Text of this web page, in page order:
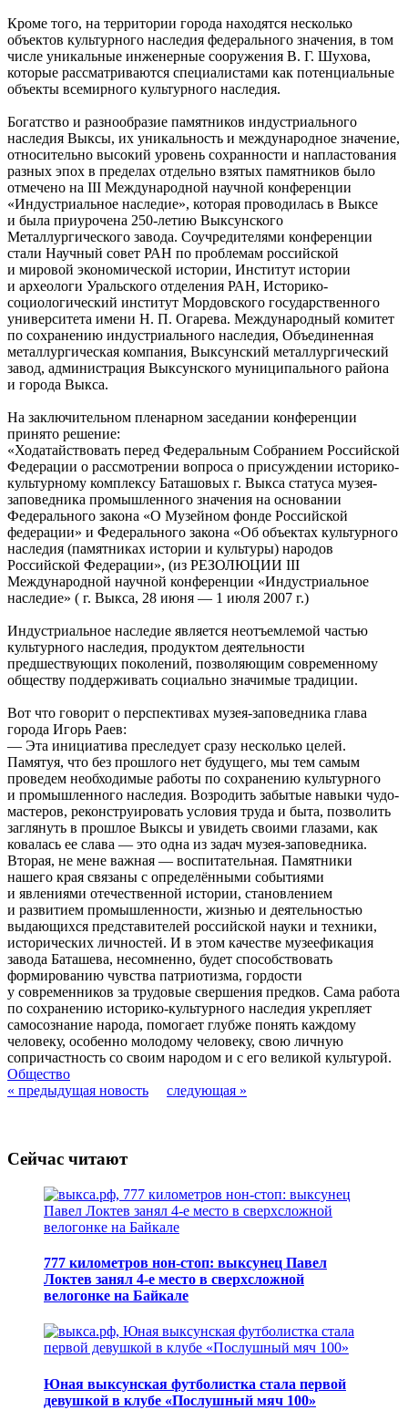
Кроме того, на территории города находятся несколько
объектов культурного наследия федерального значения, в том
числе уникальные инженерные сооружения В. Г. Шухова,
которые рассматриваются специалистами как потенциальные
объекты всемирного культурного наследия.
Богатство и разнообразие памятников индустриального
наследия Выксы, их уникальность и международное значение,
относительно высокий уровень сохранности и напластования
разных эпох в пределах отдельно взятых памятников было
отмечено на III Международной научной конференции
«Индустриальное наследие», которая проводилась в Выксе
и была приурочена 250-летию Выксунского
Металлургического завода. Соучредителями конференции
стали Научный совет РАН по проблемам российской
и мировой экономической истории, Институт истории
и археологи Уральского отделения РАН, Историко-
социологический институт Мордовского государственного
университета имени Н. П. Огарева. Международный комитет
по сохранению индустриального наследия, Объединенная
металлургическая компания, Выксунский металлургический
завод, администрация Выксунского муниципального района
и города Выкса.
На заключительном пленарном заседании конференции
принято решение:
«Ходатайствовать перед Федеральным Собранием Российской
Федерации о рассмотрении вопроса о присуждении историко-
культурному комплексу Баташовых г. Выкса статуса музея-
заповедника промышленного значения на основании
Федерального закона «О Музейном фонде Российской
федерации» и Федерального закона «Об объектах культурного
наследия (памятниках истории и культуры) народов
Российской Федерации», (из РЕЗОЛЮЦИИ III
Международной научной конференции «Индустриальное
наследие» ( г. Выкса, 28 июня — 1 июля 2007 г.)
Индустриальное наследие является неотъемлемой частью
культурного наследия, продуктом деятельности
предшествующих поколений, позволяющим современному
обществу поддерживать социально значимые традиции.
Вот что говорит о перспективах музея-заповедника глава
города Игорь Раев:
— Эта инициатива преследует сразу несколько целей.
Памятуя, что без прошлого нет будущего, мы тем самым
проведем необходимые работы по сохранению культурного
и промышленного наследия. Возродить забытые навыки чудо-
мастеров, реконструировать условия труда и быта, позволить
заглянуть в прошлое Выксы и увидеть своими глазами, как
ковалась ее слава — это одна из задач музея-заповедника.
Вторая, не мене важная — воспитательная. Памятники
нашего края связаны с определёнными событиями
и явлениями отечественной истории, становлением
и развитием промышленности, жизнью и деятельностью
выдающихся представителей российской науки и техники,
исторических личностей. И в этом качестве музеефикация
завода Баташева, несомненно, будет способствовать
формированию чувства патриотизма, гордости
у современников за трудовые свершения предков. Сама работа
по сохранению историко-культурного наследия укрепляет
самосознание народа, помогает глубже понять каждому
человеку, особенно молодому человеку, свою личную
сопричастность со своим народом и с его великой культурой.
Общество
« предыдущая новость
следующая »
Сейчас читают
777 километров нон-стоп: выксунец Павел
Локтев занял 4-е место в сверхсложной
велогонке на Байкале
Юная выксунская футболистка стала первой
девушкой в клубе «Послушный мяч 100»